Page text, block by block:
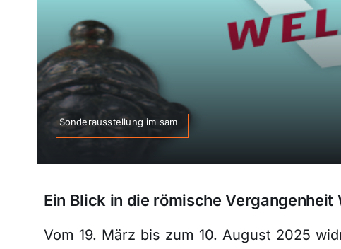
Sonderausstellung im sam
Ein Blick in die römische Vergangenheit
Vom 19. März bis zum 10. August 2025